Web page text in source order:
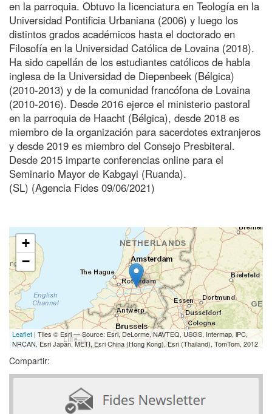
en la parroquia. Obtuvo la licenciatura en Teología en la
Universidad Pontificia Urbaniana (2006) y luego los
distintos grados académicos hasta el doctorado en
Filosofía en la Universidad Católica de Lovaina (2018).
Ha sido capellán de los estudiantes católicos de habla
inglesa de la Universidad de Diepenbeek (Bélgica)
(2010-2013) y de la comunidad francófona de Lovaina
(2010-2016). Desde 2016 ejerce el ministerio pastoral
en la parroquia de Haacht (Bélgica), desde 2018 es
miembro de la organización para sacerdotes extranjeros
y desde 2019 es miembro del Consejo Presbiteral.
Desde 2015 imparte conferencias online para el
Seminario Mayor de Kabgayi (Ruanda).
(SL) (Agencia Fides 09/06/2021)
+
−
Leaflet | Tiles © Esri — Source: Esri, DeLorme, NAVTEQ, USGS, Intermap, iPC,
NRCAN, Esri Japan, METI, Esri China (Hong Kong), Esri (Thailand), TomTom, 2012
Compartir: